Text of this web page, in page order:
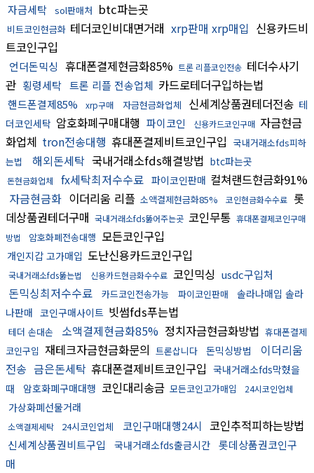
자금세탁 sol판매처 btc파는곳
비트코인현금화 테더코인비대면거래 xrp판매 xrp매입 신용카드비
트코인구입
언더돈믹싱 휴대폰결제현금화85% 트론 리플코인전송 테더수사기
관 횡령세탁 트론 리플 전송업체 카드로테더구입하는법
핸드폰결제85% xrp구매 자금현금화업체 신세계상품권테더전송 테
더코인세탁 암호화폐구매대행 파이코인 신용카드코인구매 자금현금
화업체 tron전송대행 휴대폰결제비트코인구입 국내거래소fds피하
는법
해외돈세탁 국내거래소fds해결방법 btc파는곳
돈현금화업체 fx세탁최저수수료 파이코인판매 컬쳐랜드현금화91%
자금현금화 이더리움 리플 소액결제현금화85% 코인현금화수수료 롯
데상품권테더구매 국내거래소fds뚫어주는곳 코인무통 휴대폰결제코인구매
방법
암호화폐전송대행 모든코인구입
개인지갑 고가매입 도난신용카드코인구입
국내거래소fds뚫는법 신용카드현금화수수료 코인믹싱 usdc구입처
돈믹싱최저수수료 카드코인전송가능 파이코인판매
솔라나매입 솔라
나판매 코인구매사이트 빗썸fds푸는법
테더 손대손 소액결제현금화85% 정치자금현금화방법 휴대폰결제
코인구입 재테크자금현금화문의 트론삽니다 돈믹싱방법
이더리움
전송 금은돈세탁 휴대폰결제비트코인구입 국내거래소fds막혔을
때
암호화폐구매대행 코인대리송금 모든코인고가매입 24시코인업체
가상화폐선물거래
소액결제세탁 24시코인업체 코인구매대행24시 코인추적피하는방법
신세계상품권비트구입 국내거래소fds출금시간 롯데상품권코인구
매